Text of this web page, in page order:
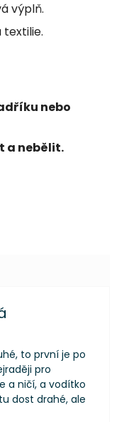
výplň.
textilie.
nebo
a nebělit.
z 5 hvězdiček.
to první je po
pro
a ničí, a vodítko
dost drahé, ale